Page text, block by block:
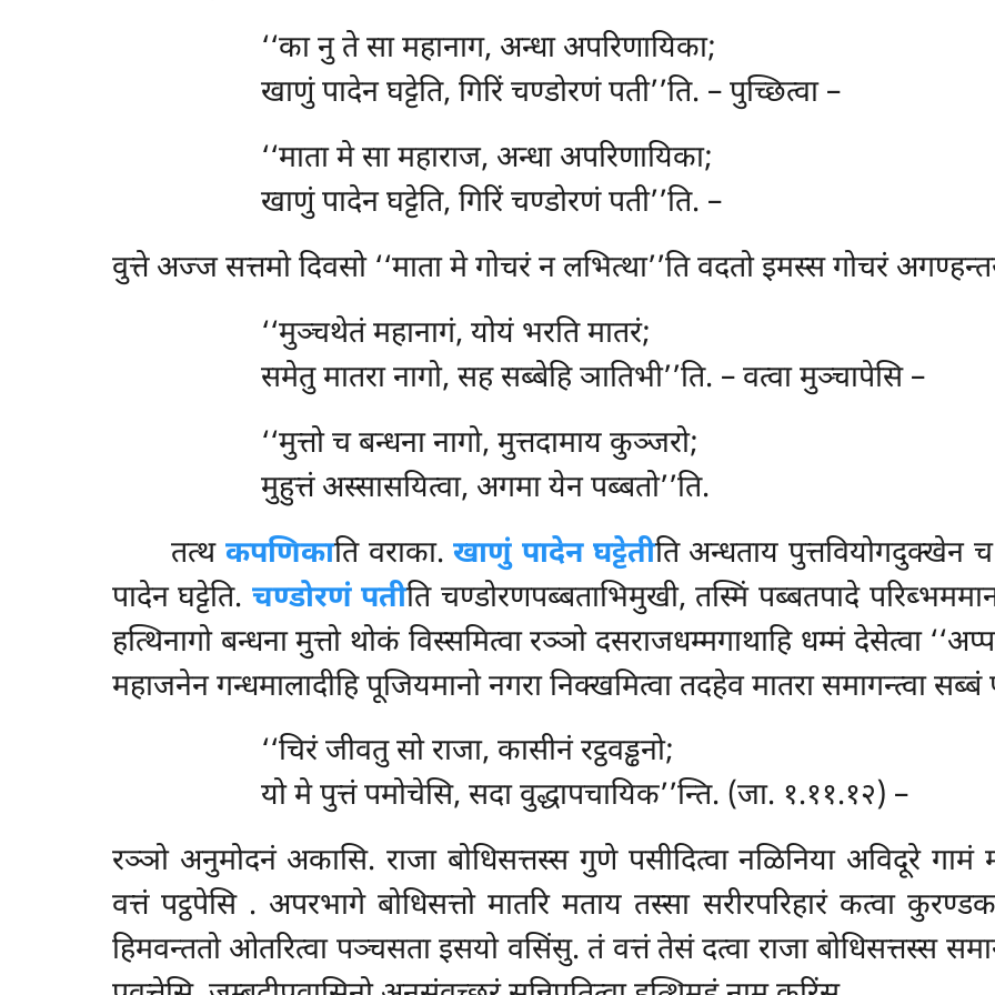
‘‘का नु ते सा महानाग, अन्धा अपरिणायिका;
खाणुं पादेन घट्टेति, गिरिं चण्डोरणं पती’’ति. – पुच्छित्वा –
‘‘माता मे सा महाराज, अन्धा अपरिणायिका;
खाणुं पादेन घट्टेति, गिरिं चण्डोरणं पती’’ति. –
वुत्ते अज्ज सत्तमो दिवसो ‘‘माता मे गोचरं न लभित्था’’ति वदतो इमस्स गोचरं
‘‘मुञ्चथेतं महानागं, योयं भरति मातरं;
समेतु मातरा नागो, सह सब्बेहि ञातिभी’’ति. – वत्वा मुञ्चापेसि –
‘‘मुत्तो च बन्धना नागो, मुत्तदामाय कुञ्जरो;
मुहुत्तं अस्सासयित्वा, अगमा येन पब्बतो’’ति.
तत्थ कपणिकाति वराका.खाणुं पादेन घट्टेतीति अन्धताय पुत्तवियोगदुक्खेन
पादेन घट्टेति. चण्डोरणं पतीति चण्डोरणपब्बताभिमुखी, तस्मिं पब्बतपादे
हत्थिनागो बन्धना मुत्तो थोकं विस्समित्वा रञ्ञो दसराजधम्मगाथाहि धम्मं देसेत्वा
महाजनेन गन्धमालादीहि पूजियमानो नगरा निक्खमित्वा तदहेव मातरा समागन्त्वा
‘‘चिरंजीवतु सो राजा, कासीनं रट्ठवड्ढनो;
यो मे पुत्तं पमोचेसि, सदा वुद्धापचायिक’’न्ति. (जा. १.११.१२) –
रञ्ञो अनुमोदनं अकासि. राजा बोधिसत्तस्स गुणे पसीदित्वा नळिनिया अविदूरे गामं
वत्तं पट्ठपेसि . अपरभागे बोधिसत्तो मातरि मताय तस्सा सरीरपरिहारं कत्वा
हिमवन्ततो ओतरित्वा पञ्चसता इसयो वसिंसु. तं वत्तं तेसं दत्वा राजा बोधिसत्तस्स